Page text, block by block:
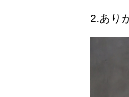
2.あり